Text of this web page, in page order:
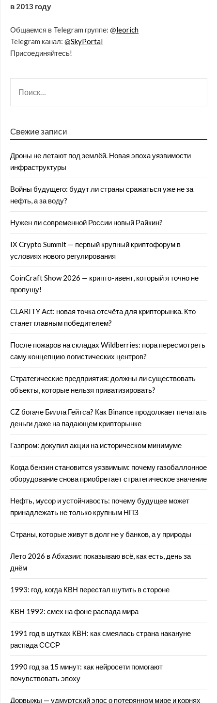
в 2013 году
Общаемся в Telegram группе: @leorich
Telegram канал: @SkyPortal
Присоединяйтесь!
Свежие записи
Дроны не летают под землёй. Новая эпоха уязвимости
инфраструктуры
Войны будущего: будут ли страны сражаться уже не за
нефть, а за воду?
Нужен ли современной России новый Райкин?
IX Crypto Summit — первый крупный криптофорум в
условиях нового регулирования
CoinCraft Show 2026 — крипто-ивент, который я точно не
пропущу!
CLARITY Act: новая точка отсчёта для крипторынка. Кто
станет главным победителем?
После пожаров на складах Wildberries: пора пересмотреть
саму концепцию логистических центров?
Стратегические предприятия: должны ли существовать
объекты, которые нельзя приватизировать?
CZ богаче Билла Гейтса? Как Binance продолжает печатать
деньги даже на падающем крипторынке
Газпром: докупил акции на историческом минимуме
Когда бензин становится уязвимым: почему газобаллонное
оборудование снова приобретает стратегическое значение
Нефть, мусор и устойчивость: почему будущее может
принадлежать не только крупным НПЗ
Страны, которые живут в долг не у банков, а у природы
Лето 2026 в Абхазии: показываю всё, как есть, день за
днём
1993: год, когда КВН перестал шутить в стороне
КВН 1992: смех на фоне распада мира
1991 год в шутках КВН: как смеялась страна накануне
распада СССР
1990 год за 15 минут: как нейросети помогают
почувствовать эпоху
Дорвыжы — удмуртский эпос о потерянном мире и корнях